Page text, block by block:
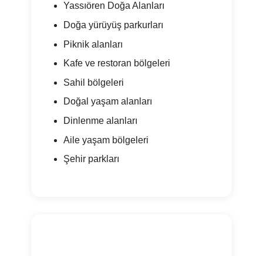
Yassıören Doğa Alanları
Doğa yürüyüş parkurları
Piknik alanları
Kafe ve restoran bölgeleri
Sahil bölgeleri
Doğal yaşam alanları
Dinlenme alanları
Aile yaşam bölgeleri
Şehir parkları